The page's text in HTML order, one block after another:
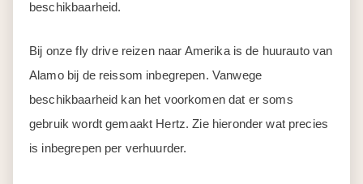
beschikbaarheid.
Bij onze fly drive reizen naar Amerika is de huurauto van
Alamo bij de reissom inbegrepen. Vanwege
beschikbaarheid kan het voorkomen dat er soms
gebruik wordt gemaakt Hertz. Zie hieronder wat precies
is inbegrepen per verhuurder.